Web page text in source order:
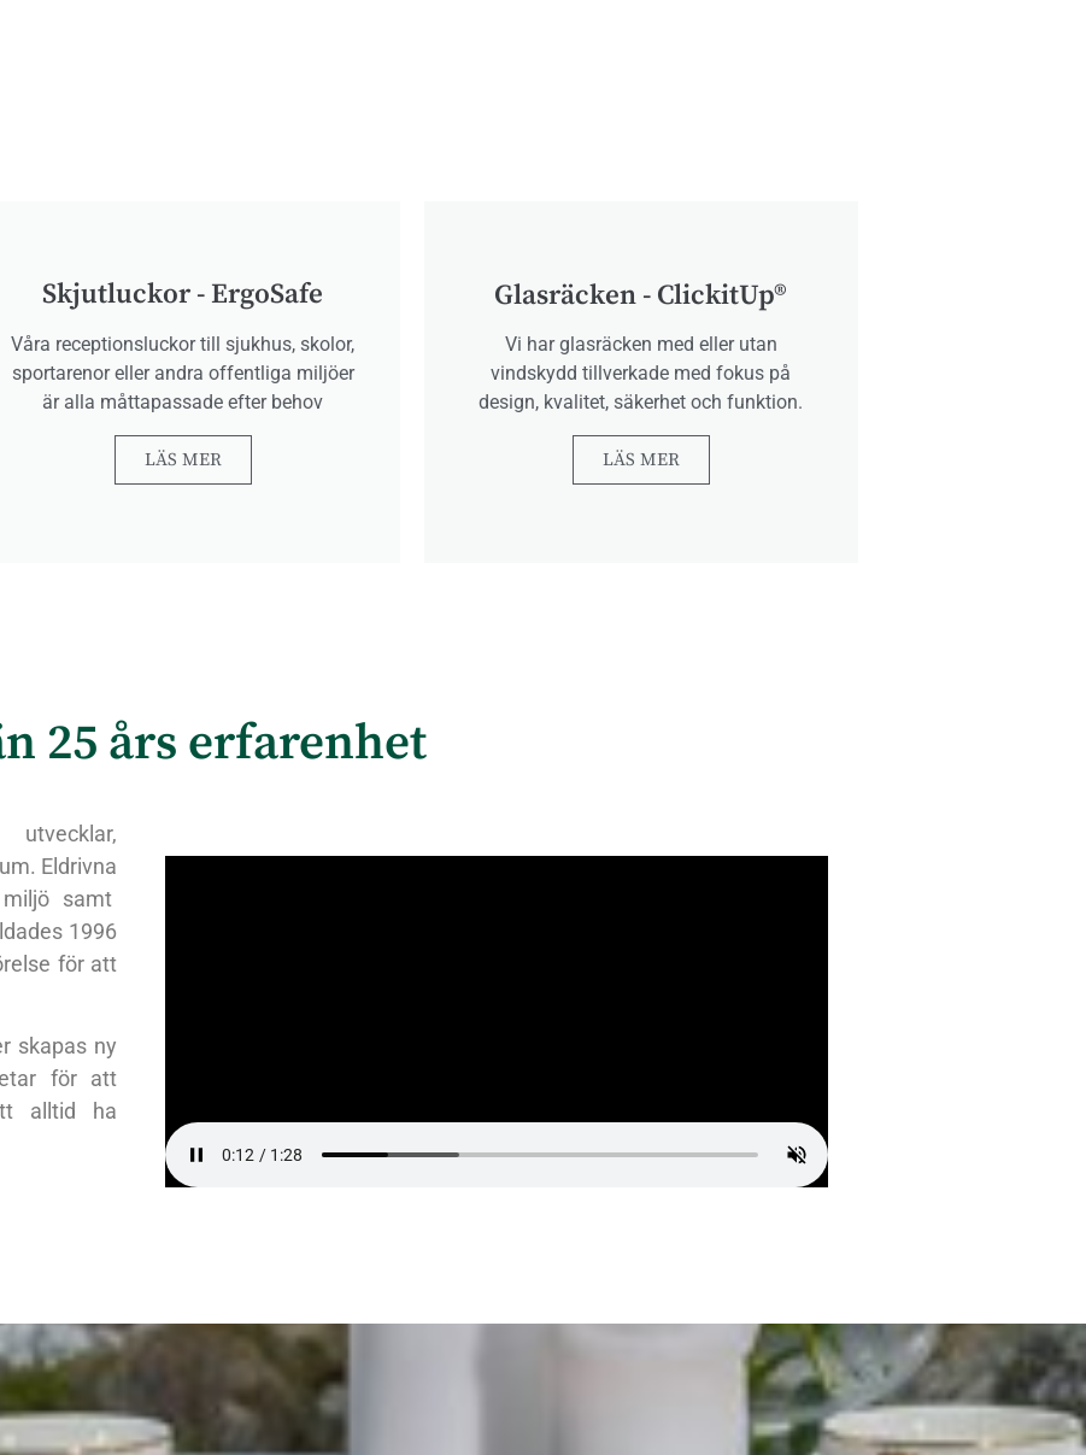
Skjutluckor - ErgoSafe
Våra receptionsluckor till sjukhus, skolor,
sportarenor eller andra offentliga miljöer
är alla måttapassade efter behov
LÄS MER
Glasräcken - ClickitUp®
Vi har glasräcken med eller utan
vindskydd tillverkade med fokus på
design, kvalitet, säkerhet och funktion.
LÄS MER
25 års erfarenhet
utvecklar,
Eldrivna
samt
1996
för att
skapas ny
för att
alltid ha